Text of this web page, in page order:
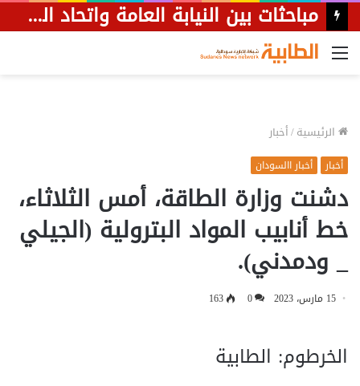
القائمة
الرئيسية/أخبار
أخبار أخبار االسودان
دشنت وزارة الطاقة، أمس الثلاثاء،
خط أنابيب المواد البترولية (الجيلي
_ ودمدني).
15 مارس، 2023 0
163
الخرطوم: الطابية